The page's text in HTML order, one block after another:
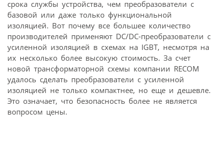
срока службы устройства, чем преобразователи с
базовой или даже только функциональной
изоляцией. Вот почему все большее количество
производителей применяют DC/DC-преобразователи с
усиленной изоляцией в схемах на IGBT, несмотря на
их несколько более высокую стоимость. За счет
новой трансформаторной схемы компании RECOM
удалось сделать преобразователи с усиленной
изоляцией не только компактнее, но еще и дешевле.
Это означает, что безопасность более не является
вопросом цены.